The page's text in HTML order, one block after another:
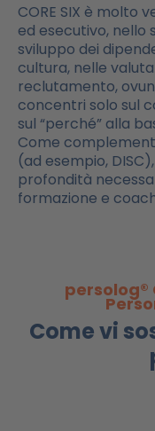
CORE SIX è molto
ed esecutivo, nello
sviluppo dei
cultura, nelle
reclutamento,
concentri solo sul
sul “perché” alla
Come
(ad esempio,
profondità
formazione e
persolog®
Come vi